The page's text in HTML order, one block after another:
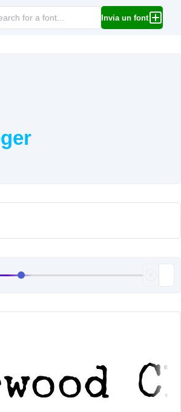
Invia un font